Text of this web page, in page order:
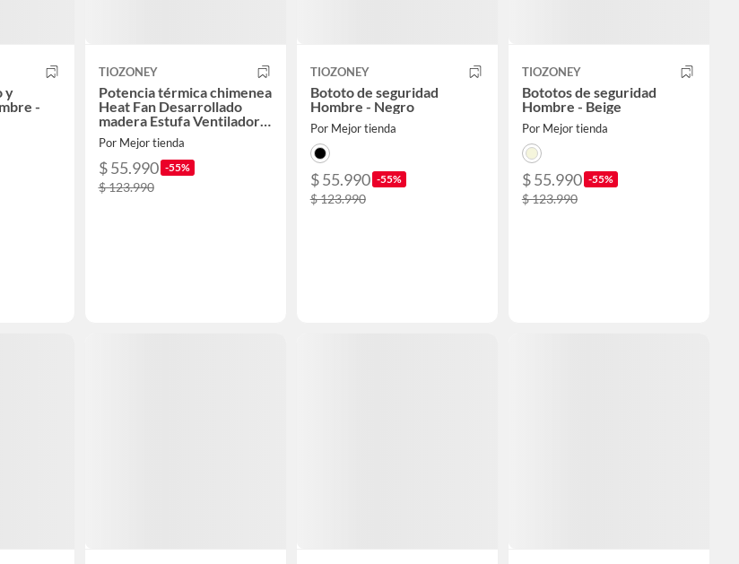
y
-
TIOZONEY
Potencia térmica chimenea
Heat Fan Desarrollado
madera Estufa Ventilador
aficionados
Por Mejor tienda
$ 55.990 -55%
$ 123.990
TIOZONEY
Bototo de seguridad
Hombre - Negro
Por Mejor tienda
$ 55.990 -55%
$ 123.990
TIOZONEY
Bototos de seguridad
Hombre - Beige
Por Mejor tienda
$ 55.990 -55%
$ 123.990